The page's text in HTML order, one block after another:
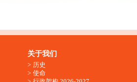
关于我们
历史
使命